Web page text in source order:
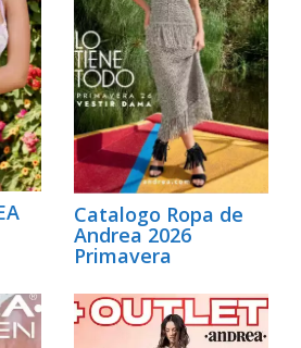
Catalogo Ropa de
Andrea 2026
Primavera